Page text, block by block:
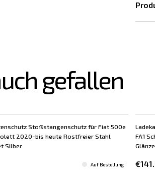
gefallen
Stoßstangenschutz für Fiat 500e
2020-bis heute Rostfreier Stahl
Silber
Auf Bestellung
FA1